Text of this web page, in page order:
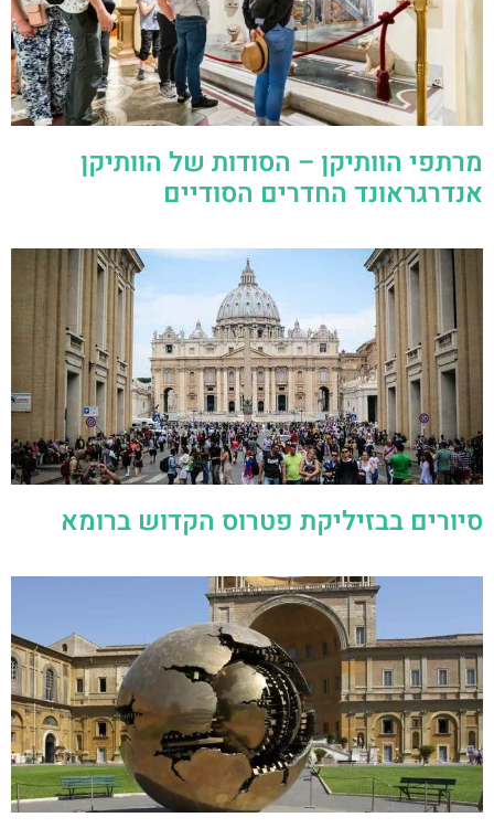
מרתפי הוותיקן – הסודות של הוותיקן
אנדרגראונד החדרים הסודיים
סיורים בבזיליקת פטרוס הקדוש ברומא